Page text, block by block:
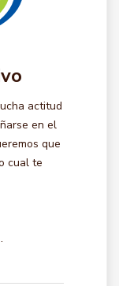
actitud
en el
que
cual te